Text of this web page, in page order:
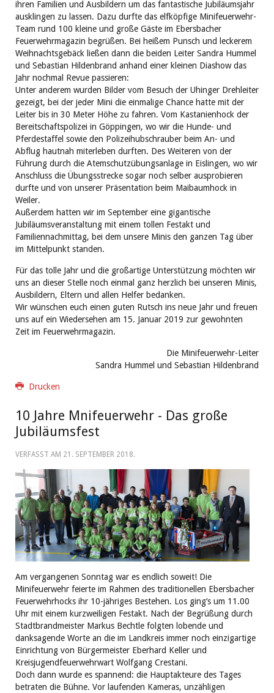
ihren Familien und Ausbildern um das fantastische Jubiläumsjahr
ausklingen zu lassen. Dazu durfte das elfköpfige Minifeuerwehr-
Team rund 100 kleine und große Gäste im Ebersbacher
Feuerwehrmagazin begrüßen. Bei heißem Punsch und leckerem
Weihnachtsgebäck ließen dann die beiden Leiter Sandra Hummel
und Sebastian Hildenbrand anhand einer kleinen Diashow das
Jahr nochmal Revue passieren:
Unter anderem wurden Bilder vom Besuch der Uhinger Drehleiter
gezeigt, bei der jeder Mini die einmalige Chance hatte mit der
Leiter bis in 30 Meter Höhe zu fahren. Vom Kastanienhock der
Bereitschaftspolizei in Göppingen, wo wir die Hunde- und
Pferdestaffel sowie den Polizeihubschrauber beim An- und
Abflug hautnah miterleben durften. Des Weiteren von der
Führung durch die Atemschutzübungsanlage in Eislingen, wo wir
Anschluss die Übungsstrecke sogar noch selber ausprobieren
durfte und von unserer Präsentation beim Maibaumhock in
Weiler.
Außerdem hatten wir im September eine gigantische
Jubiläumsveranstaltung mit einem tollen Festakt und
Familiennachmittag, bei dem unsere Minis den ganzen Tag über
im Mittelpunkt standen.
Für das tolle Jahr und die großartige Unterstützung möchten wir
uns an dieser Stelle noch einmal ganz herzlich bei unseren Minis,
Ausbildern, Eltern und allen Helfer bedanken.
Wir wünschen euch einen guten Rutsch ins neue Jahr und freuen
uns auf ein Wiedersehen am 15. Januar 2019 zur gewohnten
Zeit im Feuerwehrmagazin.
Die Minifeuerwehr-Leiter
Sandra Hummel und Sebastian Hildenbrand
Drucken
10 Jahre Mnifeuerwehr - Das große
Jubiläumsfest
VERFASST AM 21. SEPTEMBER 2018.
Am vergangenen Sonntag war es endlich soweit! Die
Minifeuerwehr feierte im Rahmen des traditionellen Ebersbacher
Feuerwehrhocks ihr 10-jähriges Bestehen. Los ging‘s um 11.00
Uhr mit einem kurzweiligen Festakt. Nach der Begrüßung durch
Stadtbrandmeister Markus Bechtle folgten lobende und
danksagende Worte an die im Landkreis immer noch einzigartige
Einrichtung von Bürgermeister Eberhard Keller und
Kreisjugendfeuerwehrwart Wolfgang Crestani.
Doch dann wurde es spannend: die Hauptakteure des Tages
betraten die Bühne. Vor laufenden Kameras, unzähligen